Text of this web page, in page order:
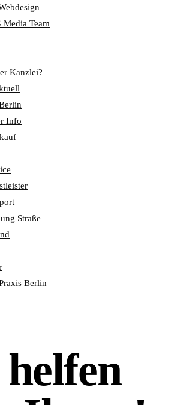
Team
Kanzlei?
Info
Straße
Berlin